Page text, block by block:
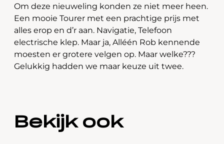
Om deze nieuweling konden ze niet meer heen.
Een mooie Tourer met een prachtige prijs met
alles erop en d’r aan. Navigatie, Telefoon
electrische klep. Maar ja, Alléén Rob kennende
moesten er grotere velgen op. Maar welke???
Gelukkig hadden we maar keuze uit twee.
Bekijk ook